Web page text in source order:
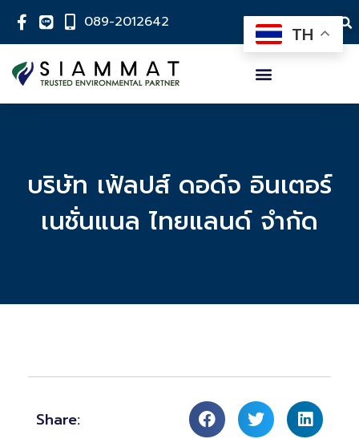
089-2012642
บริษัท เฟ้ลปส์ ดอด์จ อินเตอร์
เนชั่นแนล ไทยแลนด์ จำกัด
Share:
TH